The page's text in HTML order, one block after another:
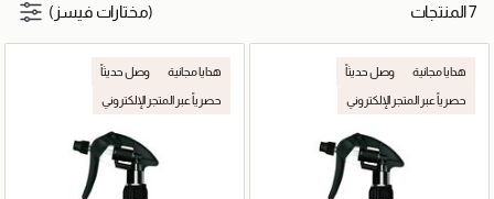
7 المنتجات (مختارات فيسز)
هدايا مجانية وصل حديثاً
حصرياً عبر المتجر الإلكتروني
هدايا مجانية وصل حديثاً
حصرياً عبر المتجر الإلكتروني